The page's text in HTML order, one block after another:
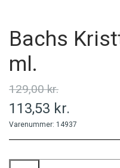
Bachs
ml.
129,00 kr.
113,53 kr.
Varenummer: 14937